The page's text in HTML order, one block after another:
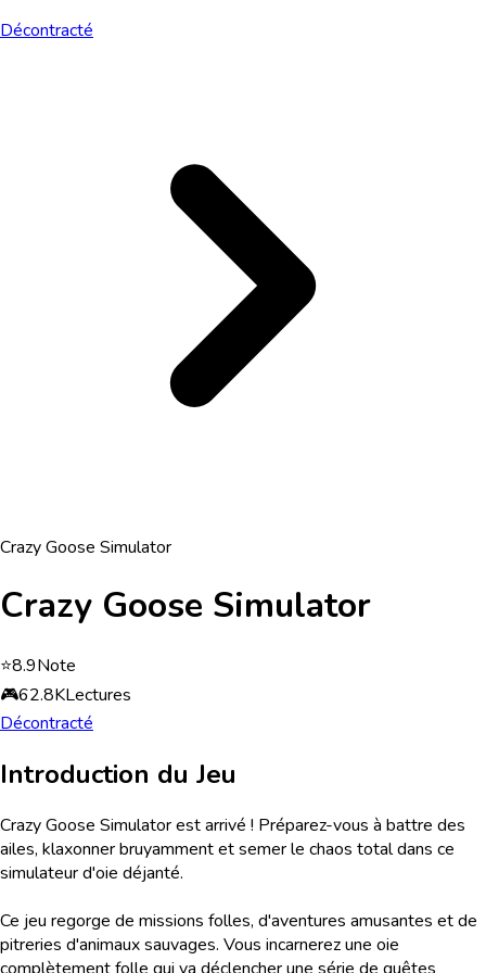
Décontracté
Crazy Goose Simulator
Crazy Goose Simulator
⭐8.9Note
🎮62.8KLectures
Décontracté
Introduction du Jeu
Crazy Goose Simulator est arrivé ! Préparez-vous à battre des
ailes, klaxonner bruyamment et semer le chaos total dans ce
simulateur d'oie déjanté.
Ce jeu regorge de missions folles, d'aventures amusantes et de
pitreries d'animaux sauvages. Vous incarnerez une oie